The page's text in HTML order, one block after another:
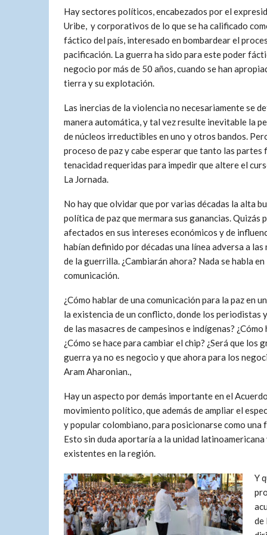
Hay sectores políticos, encabezados por el
Uribe, y corporativos de lo que se ha calificado
fáctico del país, interesado en bombardear el
pacificación. La guerra ha sido para este poder
negocio por más de 50 años, cuando se han
tierra y su explotación.
Las inercias de la violencia no necesariamente se
manera automática, y tal vez resulte inevitable la
de núcleos irreductibles en uno y otros bandos.
proceso de paz y cabe esperar que tanto las
tenacidad requeridas para impedir que altere el
La Jornada.
No hay que olvidar que por varias décadas la alta
política de paz que mermara sus ganancias.
afectados en sus intereses económicos y de
habían definido por décadas una línea adversa a
de la guerrilla. ¿Cambiarán ahora? Nada se habla
comunicación.
¿Cómo hablar de una comunicación para la paz en
la existencia de un conflicto, donde los periodistas
de las masacres de campesinos e indígenas?
¿Cómo se hace para cambiar el chip? ¿Será que
guerra ya no es negocio y que ahora para los
Aram Aharonian.,
Hay un aspecto por demás importante en el
movimiento político, que además de ampliar el
y popular colombiano, para posicionarse como
Esto sin duda aportaría a la unidad
existentes en la región.
Y
de